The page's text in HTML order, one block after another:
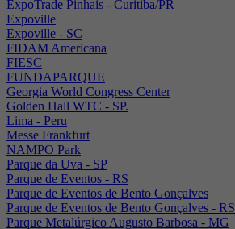
ExpoTrade Pinhais - Curitiba/PR
Expoville
Expoville - SC
FIDAM Americana
FIESC
FUNDAPARQUE
Georgia World Congress Center
Golden Hall WTC - SP.
Lima - Peru
Messe Frankfurt
NAMPO Park
Parque da Uva - SP
Parque de Eventos - RS
Parque de Eventos de Bento Gonçalves
Parque de Eventos de Bento Gonçalves - RS
Parque Metalúrgico Augusto Barbosa - MG